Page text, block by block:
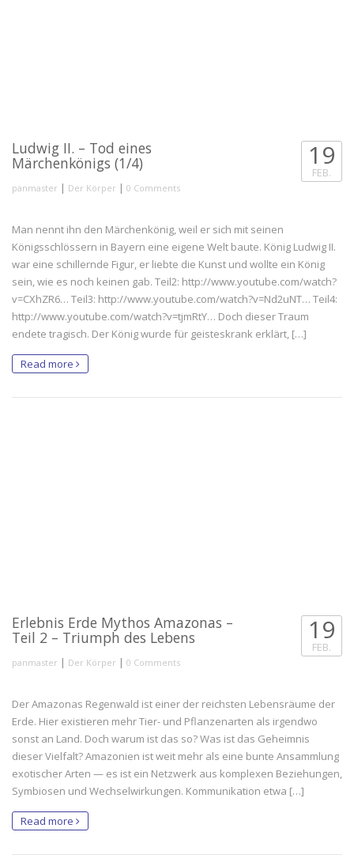
https://www.youtube.com/watch?v=j8u0IpGxsn0
Ludwig II. – Tod eines
Märchenkönigs (1/4)
panmaster | Der Körper | 0 Comments
19
FEB.
Man nennt ihn den Märchenkönig, weil er sich mit seinen
Königsschlössern in Bayern eine eigene Welt baute. König Ludwig II.
war eine schillernde Figur, er liebte die Kunst und wollte ein König
sein, wie es noch keinen gab. Teil2: http://www.youtube.com/watch?
v=CXhZR6… Teil3: http://www.youtube.com/watch?v=Nd2uNT… Teil4:
http://www.youtube.com/watch?v=tjmRtY… Doch dieser Traum
endete tragisch. Der König wurde für geisteskrank erklärt, […]
Read more
https://www.youtube.com/watch?v=_rtNWz6uWb8
Erlebnis Erde Mythos Amazonas –
Teil 2 – Triumph des Lebens
panmaster | Der Körper | 0 Comments
19
FEB.
Der Amazonas Regenwald ist einer der reichsten Lebensräume der
Erde. Hier existieren mehr Tier- und Pflanzenarten als irgendwo
sonst an Land. Doch warum ist das so? Was ist das Geheimnis
dieser Vielfalt? Amazonien ist weit mehr als eine bunte Ansammlung
exotischer Arten — es ist ein Netzwerk aus komplexen Beziehungen,
Symbiosen und Wechselwirkungen. Kommunikation etwa […]
Read more